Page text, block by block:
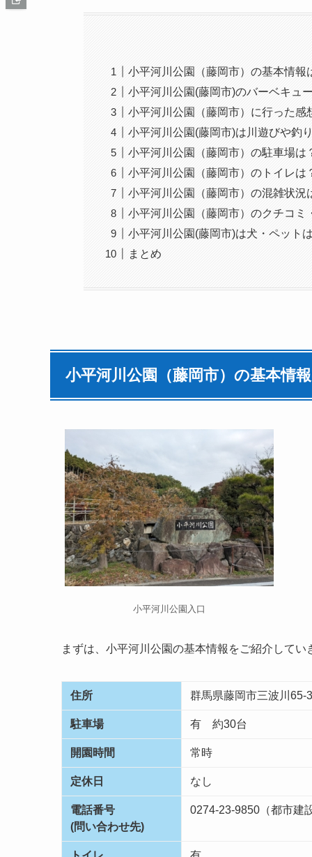
小平河川公園（藤岡市）の基本情報
小平河川公園(藤岡市)のバーベキュ
小平河川公園（藤岡市）に行った感
小平河川公園(藤岡市)は川遊びや釣
小平河川公園（藤岡市）の駐車場は
小平河川公園（藤岡市）のトイレは
小平河川公園（藤岡市）の混雑状況
小平河川公園（藤岡市）のクチコミ
小平河川公園(藤岡市)は犬・ペット
まとめ
小平河川公園（藤岡市）の基本情
小平河川公園入口
まずは、小平河川公園の基本情報をご紹介してい
住所 群馬県藤岡市三波川65-3
駐車場 有 約30台
開園時間 常時
定休日 なし
電話番号
(問い合わせ先)
0274-23-9850（都市建